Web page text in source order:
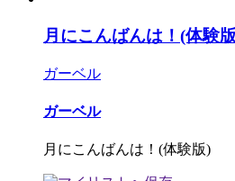
月にこんばんは！(体験
ガーベル
ガーベル
月にこんばんは！(体験版)